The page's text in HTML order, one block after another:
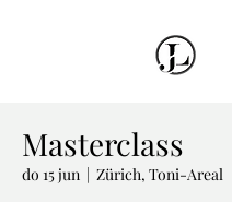
Masterclass
do 15 jun
  |
Zürich, Toni-Areal